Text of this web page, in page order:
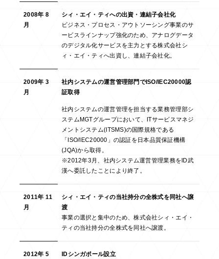
2008年 8
月
シィ・エイ・ティへの出資・連結子会社化
ビジネス・プロセス・アウトソーシング事業のサ
ービスラインナップ強化のため、アナログデータ
のデジタル化サービスを主力とする株式会社シ
ィ・エイ・ティへ出資し、連結子会社化。
2009年 3
月
社内システムの運営管理部門でISO/IEC20000認
証取得
社内システムの運営管理を担当する業務管理部シ
ステムMGTグループにおいて、ITサービスマネジ
メントシステム(ITSMS)の国際規格である
「ISO/IEC20000」の認証を日本品質保証機構
(JQA)から取得。
※2012年3月、社内システム運営管理業務をID武
漢へ委託したことにより終了。
2011年 11
月
シィ・エイ・ティの当社持分の全株式を同社へ譲
渡
事業の選択と集中のため、株式会社シィ・エイ・
ティの当社持分の全株式を同社へ譲渡。
2012年 5 IDシンガポール設立